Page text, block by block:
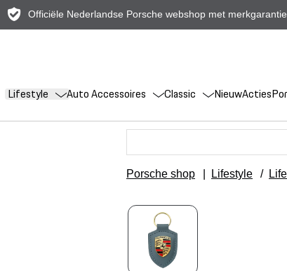
Officiële Nederlandse Porsche webshop met merkgarantie
Lifestyle Auto Accessoires Classic NieuwActies
Porsche shop Lifestyle /